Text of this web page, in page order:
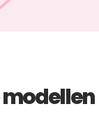
modellen